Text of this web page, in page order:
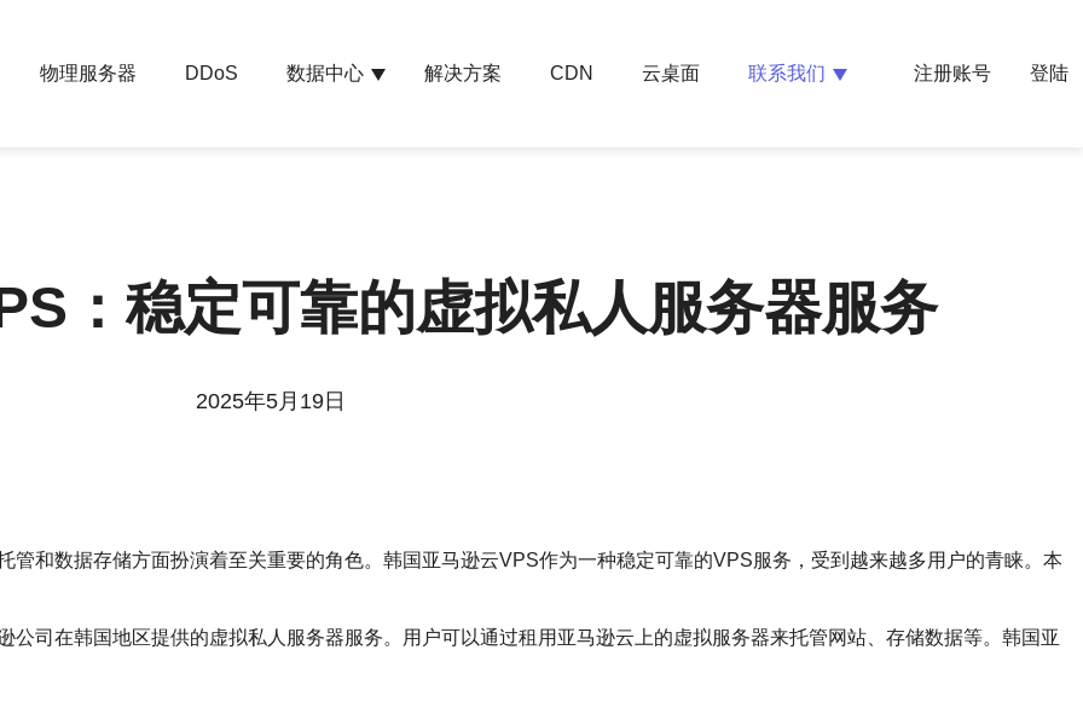
物理服务器 DDoS 数据中心 解决方案 CDN 云桌面 联系我们 注册账号 登陆
：稳定可靠的虚拟私人服务器服务
2025年5月19日
和数据存储方面扮演着至关重要的角色。韩国亚马逊云VPS作为一种稳定可靠的VPS服务，受到越来越多用户的青睐。本
司在韩国地区提供的虚拟私人服务器服务。用户可以通过租用亚马逊云上的虚拟服务器来托管网站、存储数据等。韩国亚